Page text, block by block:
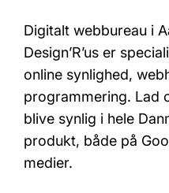
Digitalt webbureau i
Design’R’us er
online synlighed,
programmering. Lad
blive synlig i hele
produkt, både på
medier.